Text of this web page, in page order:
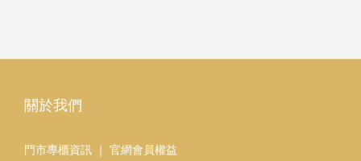
關於我們
門市專櫃資訊 ｜ 官網會員權益